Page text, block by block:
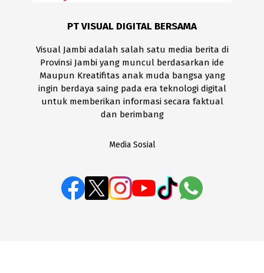
PT VISUAL DIGITAL BERSAMA
Visual Jambi adalah salah satu media berita di
Provinsi Jambi yang muncul berdasarkan ide
Maupun Kreatifitas anak muda bangsa yang
ingin berdaya saing pada era teknologi digital
untuk memberikan informasi secara faktual
dan berimbang
Media Sosial